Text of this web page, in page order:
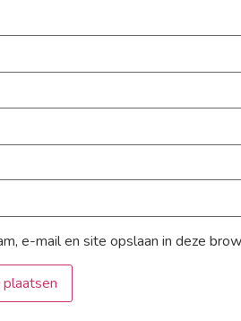
e-mail en site opslaan in deze